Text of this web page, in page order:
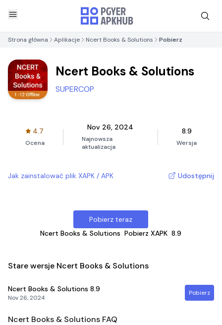
Strona główna Aplikacje Ncert Books & Solutions Pobierz
Ncert Books & Solutions
SUPERCOP
4.7
Ocena
Nov 26, 2024
Najnowsza
aktualizacja
8.9
Wersja
Jak zainstalować plik XAPK / APK Udostępnij
Pobierz teraz
Ncert Books & Solutions Pobierz XAPK 8.9
Stare wersje Ncert Books & Solutions
Ncert Books & Solutions 8.9
Nov 26, 2024
Pobierz
Ncert Books & Solutions FAQ